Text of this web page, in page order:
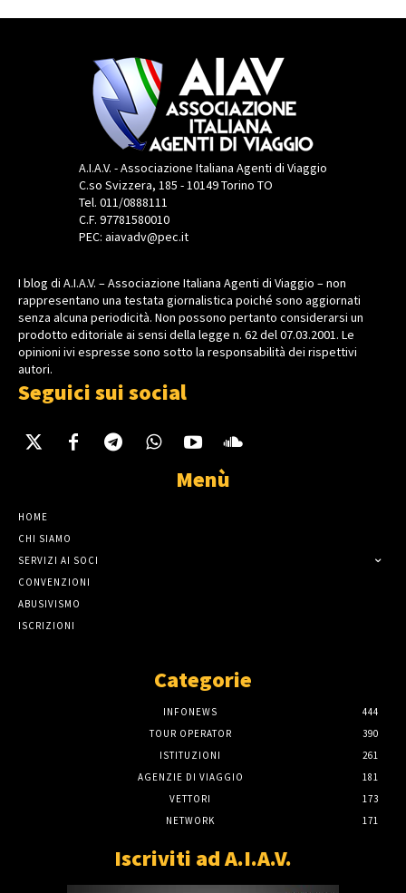
A.I.A.V. - Associazione Italiana Agenti di Viaggio
C.so Svizzera, 185 - 10149 Torino TO
Tel. 011/0888111
C.F. 97781580010
PEC: aiavadv@pec.it
I blog di A.I.A.V. – Associazione Italiana Agenti di Viaggio – non
rappresentano una testata giornalistica poiché sono aggiornati
senza alcuna periodicità. Non possono pertanto considerarsi un
prodotto editoriale ai sensi della legge n. 62 del 07.03.2001. Le
opinioni ivi espresse sono sotto la responsabilità dei rispettivi
autori.
Seguici sui social
Menù
HOME
CHI SIAMO
SERVIZI AI SOCI
CONVENZIONI
ABUSIVISMO
ISCRIZIONI
Categorie
INFONEWS
444
TOUR OPERATOR
390
ISTITUZIONI
261
AGENZIE DI VIAGGIO
181
VETTORI
173
NETWORK
171
Iscriviti ad A.I.A.V.